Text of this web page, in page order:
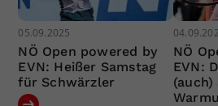
05.09.2025
NÖ Open powered by
EVN: Heißer Samstag
für Schwärzler
NÖ
EVN:
(auch)